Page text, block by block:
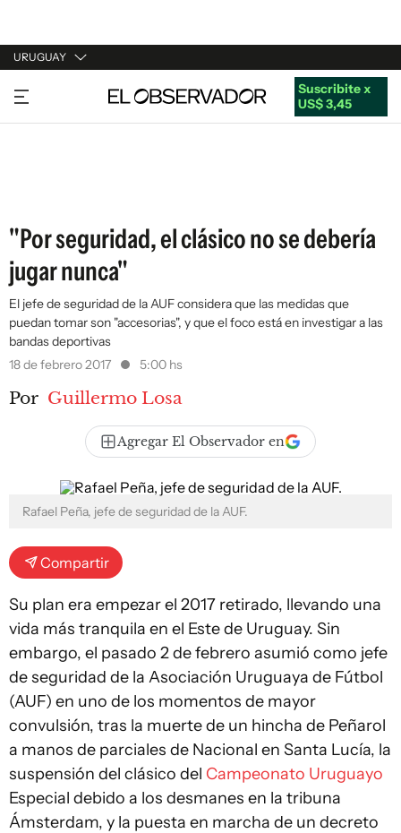
URUGUAY
URUGUAY
ARGENTINA
Suscribite x
US$ 3,45
"Por seguridad, el clásico no se debería
jugar nunca"
El jefe de seguridad de la AUF considera que las medidas que
puedan tomar son "accesorias", y que el foco está en investigar a las
bandas deportivas
18 de febrero 2017
5:00 hs
Por Guillermo Losa
Agregar El Observador en
Rafael Peña, jefe de seguridad de la AUF.
Compartir
Su plan era empezar el 2017 retirado, llevando una
vida más tranquila en el Este de Uruguay. Sin
embargo, el pasado 2 de febrero asumió como jefe
de seguridad de la Asociación Uruguaya de Fútbol
(AUF) en uno de los momentos de mayor
convulsión, tras la muerte de un hincha de Peñarol
a manos de parciales de Nacional en Santa Lucía, la
suspensión del clásico del Campeonato Uruguayo
Especial debido a los desmanes en la tribuna
Ámsterdam, y la puesta en marcha de un decreto